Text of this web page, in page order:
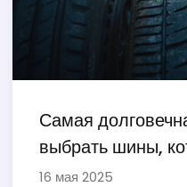
Самая
выбрать шины,
служат долго
16 мая 2025